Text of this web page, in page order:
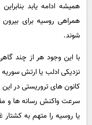
همیشه ادامه یابد
همراهی روسیه برای
شوند.
با این وجود هر از چند
نزدیکی ادلب یا ارتش
کانون های تروریستی در
سرعت واکنش رسانه ها و
یا روسیه را متهم به کشتار